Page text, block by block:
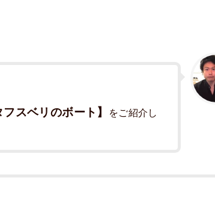
スベリのボート】 をご紹介し